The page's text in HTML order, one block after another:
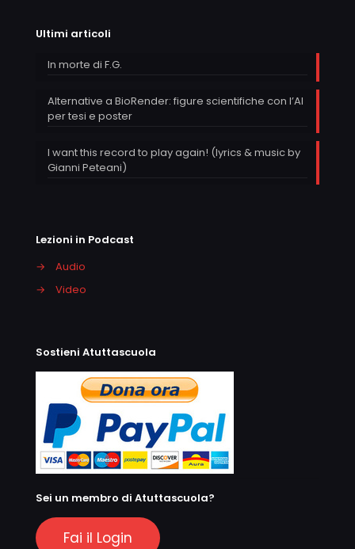
Ultimi articoli
In morte di F.G.
Alternative a BioRender: figure scientifiche con l’AI
per tesi e poster
I want this record to play again! (lyrics & music by
Gianni Peteani)
Lezioni in Podcast
→
Audio
→
Video
Sostieni Atuttascuola
Sei un membro di Atuttascuola?
Fai il Login